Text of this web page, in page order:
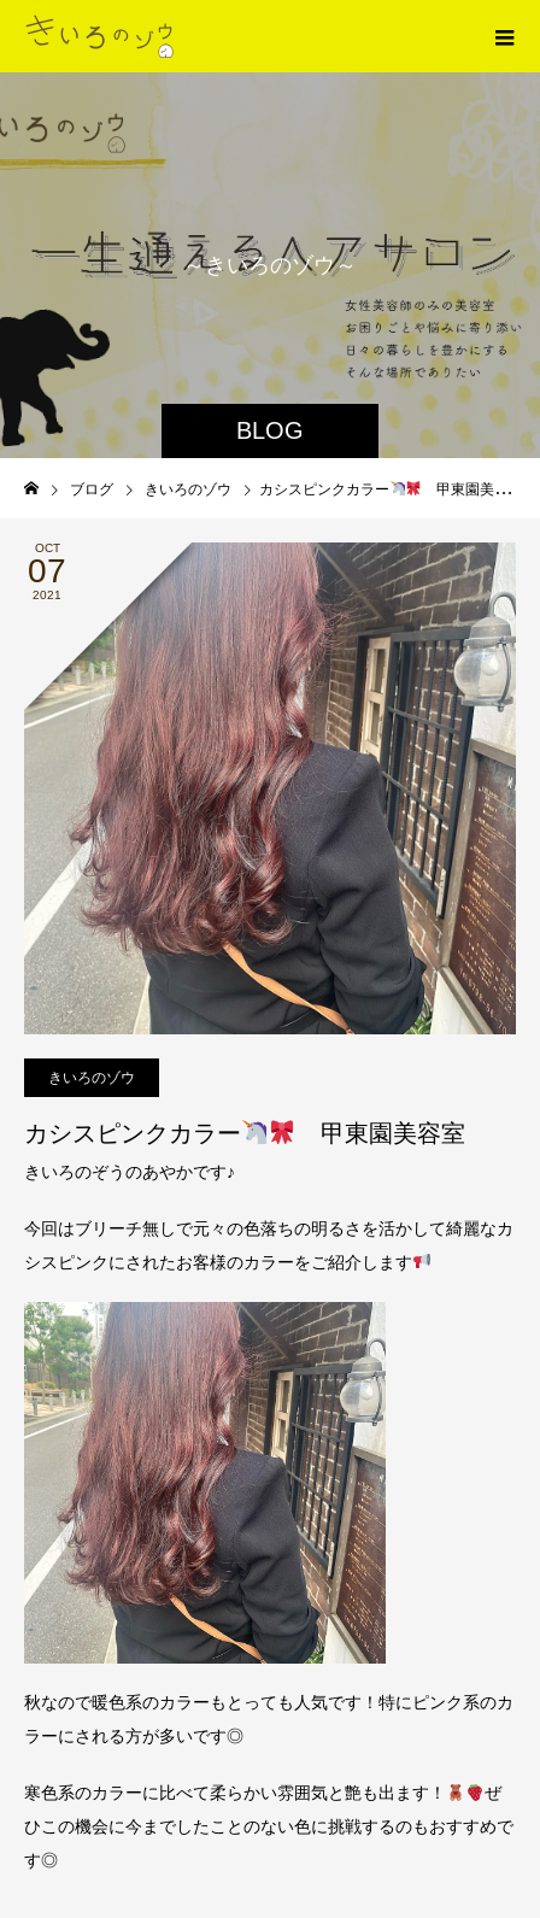
BLOG
～きいろのゾウ～
ブログ きいろのゾウ カシスピンクカラー 甲東園美容室
OCT
07
2021
きいろのゾウ
カシスピンクカラー 甲東園美容室
きいろのぞうのあやかです♪
今回はブリーチ無しで元々の色落ちの明るさを活かして綺麗なカ
シスピンクにされたお客様のカラーをご紹介します
秋なので暖色系のカラーもとっても人気です！特にピンク系のカ
ラーにされる方が多いです◎
寒色系のカラーに比べて柔らかい雰囲気と艶も出ます！
ぜ
ひこの機会に今までしたことのない色に挑戦するのもおすすめで
す◎